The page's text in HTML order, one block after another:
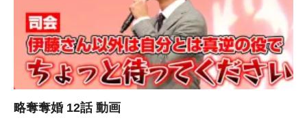
略奪奪婚 12話 動画